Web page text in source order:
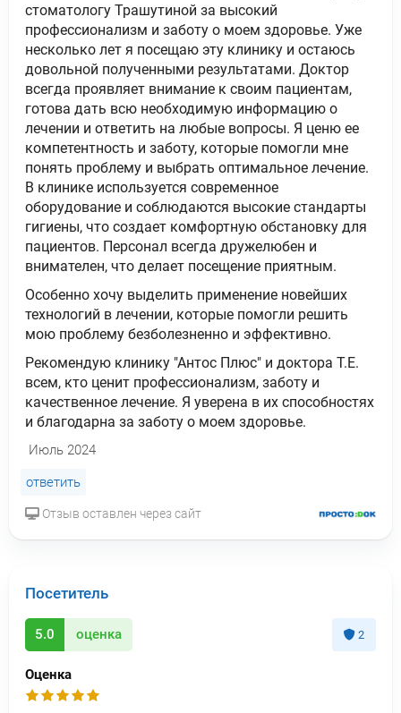
стоматологу Трашутиной за высокий
профессионализм и заботу о моем здоровье. Уже
несколько лет я посещаю эту клинику и остаюсь
довольной полученными результатами. Доктор
всегда проявляет внимание к своим пациентам,
готова дать всю необходимую информацию о
лечении и ответить на любые вопросы. Я ценю ее
компетентность и заботу, которые помогли мне
понять проблему и выбрать оптимальное лечение.
В клинике используется современное
оборудование и соблюдаются высокие стандарты
гигиены, что создает комфортную обстановку для
пациентов. Персонал всегда дружелюбен и
внимателен, что делает посещение приятным.
Особенно хочу выделить применение новейших
технологий в лечении, которые помогли решить
мою проблему безболезненно и эффективно.
Рекомендую клинику "Антос Плюс" и доктора Т.Е.
всем, кто ценит профессионализм, заботу и
качественное лечение. Я уверена в их способностях
и благодарна за заботу о моем здоровье.
Июль 2024
ответить
Отзыв оставлен через сайт
Посетитель
5.0 оценка 2
Оценка